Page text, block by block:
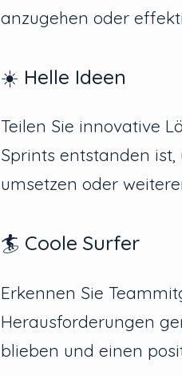
anzugehen oder
☀️ Helle Ideen
Teilen Sie innovative
Sprints entstanden
umsetzen oder
🏄 Coole Surfer
Erkennen Sie
Herausforderungen
blieben und einen